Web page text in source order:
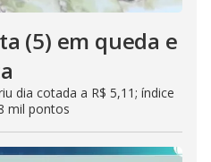
(5) em queda e
dia cotada a R$ 5,11; índice
mil pontos